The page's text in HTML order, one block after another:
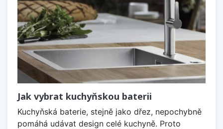
Jak vybrat kuchyňskou baterii
Kuchyňská baterie, stejně jako dřez, nepochybně
pomáhá udávat design celé kuchyně. Proto